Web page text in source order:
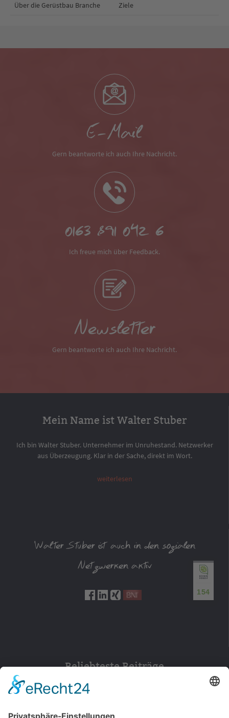
Über die Gerüstbau Branche Ziele
E-Mail
Gern beantworte ich auch Ihre Nachricht.
0163 891 042 6
Ich freue mich über Feedback.
Newsletter
Gern beantworte ich auch Ihre Nachricht.
Mein Name ist Walter Stuber
Ich bin Walter Stuber. Unternehmer im Unruhestand. Netzwerker
aus Überzeugung. Klar in der Sache, direkt im Wort.
weiterlesen
Walter Stuber ist auch in den sozialen
Netzwerken aktiv
Beliebteste Beiträge
154